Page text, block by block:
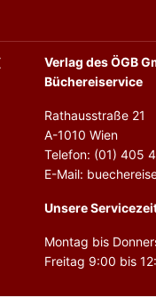
Verlag des ÖGB
Büchereiservice
Rathausstraße 21
A-1010 Wien
Telefon: (01) 405
E-Mail:
Unsere
Montag bis
Freitag 9:00 bis